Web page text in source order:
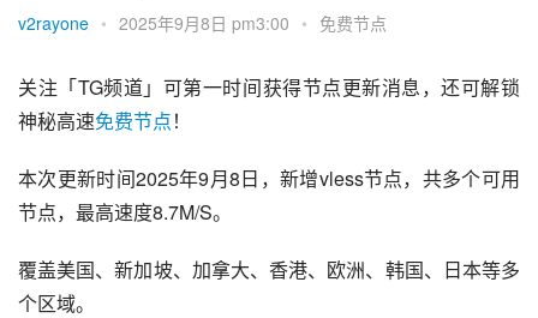
v2rayone • 2025年9月8日 pm3:00 • 免费节点
关注「TG频道」可第一时间获得节点更新消息，还可解锁
神秘高速免费节点！
本次更新时间2025年9月8日，新增vless节点，共多个可用
节点，最高速度8.7M/S。
覆盖美国、新加坡、加拿大、香港、欧洲、韩国、日本等多
个区域。